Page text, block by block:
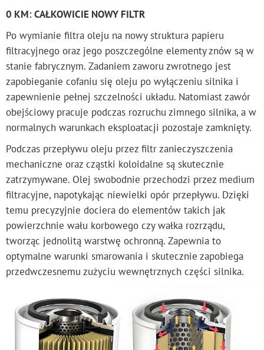
0 KM: CAŁKOWICIE NOWY FILTR
Po wymianie filtra oleju na nowy struktura papieru
filtracyjnego oraz jego poszczególne elementy znów są w
stanie fabrycznym. Zadaniem zaworu zwrotnego jest
zapobieganie cofaniu się oleju po wyłączeniu silnika i
zapewnienie pełnej szczelności układu. Natomiast zawór
obejściowy pracuje podczas rozruchu zimnego silnika, a w
normalnych warunkach eksploatacji pozostaje zamknięty.
Podczas przepływu oleju przez filtr zanieczyszczenia
mechaniczne oraz cząstki koloidalne są skutecznie
zatrzymywane. Olej swobodnie przechodzi przez medium
filtracyjne, napotykając niewielki opór przepływu. Dzięki
temu precyzyjnie dociera do elementów takich jak
powierzchnie wału korbowego czy wałka rozrządu,
tworząc jednolitą warstwę ochronną. Zapewnia to
optymalne warunki smarowania i skutecznie zapobiega
przedwczesnemu zużyciu wewnętrznych części silnika.